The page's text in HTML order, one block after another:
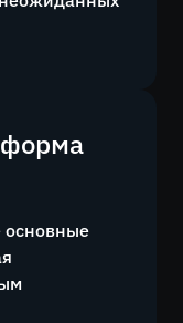
основные